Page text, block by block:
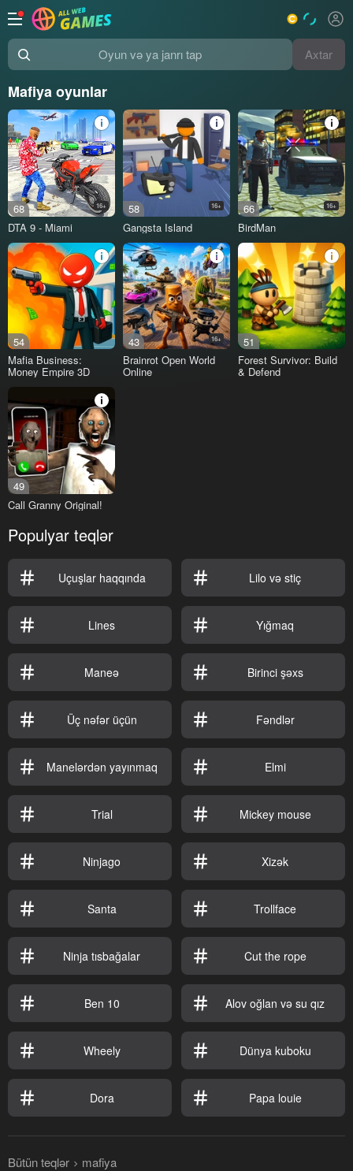
Oyun və ya janrı tap Axtar
Mafiya oyunlar
68 16+
DTA 9 - Miami
58 16+
Gangsta Island
66 16+
BirdMan
54
Mafia Business:
Money Empire 3D
43 16+
Brainrot Open World
Online
51
Forest Survivor: Build
& Defend
49
Call Granny Original!
Populyar teqlər
Uçuşlar haqqında Lilo və stiç
Lines Yığmaq
Maneə Birinci şəxs
Üç nəfər üçün Fəndlər
Manelərdən yayınmaq Elmi
Trial Mickey mouse
Ninjago Xizək
Santa Trollface
Ninja tısbağalar Cut the rope
Ben 10 Alov oğlan və su qız
Wheely Dünya kuboku
Dora Papa louie
Bütün teqlər mafiya